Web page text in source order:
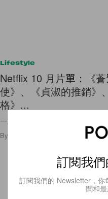
Lifestyle
Netflix 10 月片單：《
使》、《貞淑的推銷》
格》...
一次上線超過 50 部作品等你看！
By
訂閱我
訂閱我們的 Newsletter，
聞和最